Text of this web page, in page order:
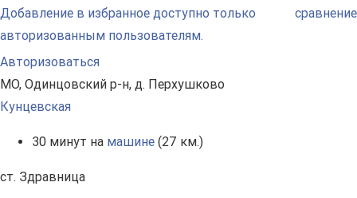
Добавление в избранное доступно только
авторизованным пользователям.
Авторизоваться
сравнение
МО, Одинцовский р-н, д. Перхушково
Кунцевская
30 минут на машине (27 км.)
ст. Здравница